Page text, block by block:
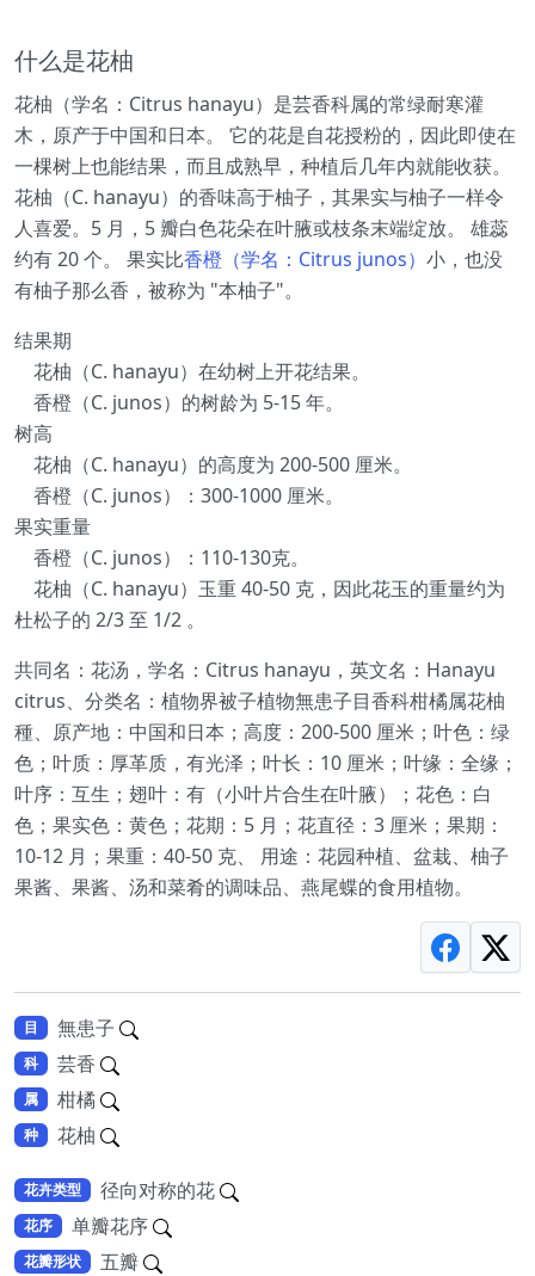
什么是花柚
花柚（学名：Citrus hanayu）是芸香科属的常绿耐寒灌
木，原产于中国和日本。 它的花是自花授粉的，因此即使在
一棵树上也能结果，而且成熟早，种植后几年内就能收获。
花柚（C. hanayu）的香味高于柚子，其果实与柚子一样令
人喜爱。5 月，5 瓣白色花朵在叶腋或枝条末端绽放。 雄蕊
约有 20 个。 果实比香橙（学名：Citrus junos） 小，也没
有柚子那么香，被称为 "本柚子"。
结果期
花柚（C. hanayu）在幼树上开花结果。
香橙（C. junos）的树龄为 5-15 年。
树高
花柚（C. hanayu）的高度为 200-500 厘米。
香橙（C. junos）：300-1000 厘米。
果实重量
香橙（C. junos）：110-130克。
花柚（C. hanayu）玉重 40-50 克，因此花玉的重量约为
杜松子的 2/3 至 1/2 。
共同名：花汤，学名：Citrus hanayu，英文名：Hanayu
citrus、分类名：植物界被子植物無患子目香科柑橘属花柚
種、原产地：中国和日本；高度：200-500 厘米；叶色：绿
色；叶质：厚革质，有光泽；叶长：10 厘米；叶缘：全缘；
叶序：互生；翅叶：有（小叶片合生在叶腋）；花色：白
色；果实色：黄色；花期：5 月；花直径：3 厘米；果期：
10-12 月；果重：40-50 克、 用途：花园种植、盆栽、柚子
果酱、果酱、汤和菜肴的调味品、燕尾蝶的食用植物。
目 無患子
科 芸香
属 柑橘
种 花柚
花卉类型 径向对称的花
花序 单瓣花序
花瓣形状 五瓣